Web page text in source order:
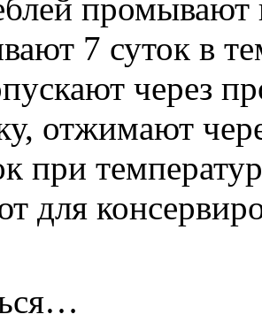
7 суток в
через
отжимают
при
для